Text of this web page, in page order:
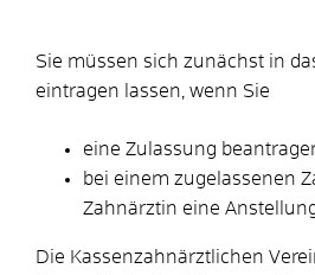
Sie müssen sich zunächst in
eintragen lassen, wenn Sie
eine Zulassung
bei einem zugelassenen
Zahnärztin eine
Die Kassenzahnärztlichen